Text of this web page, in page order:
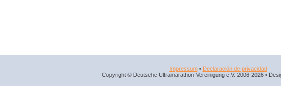
Impressum• Declaración de privacidad
Copyright © Deutsche Ultramarathon-Vereinigung e.V. 2006-2026 •